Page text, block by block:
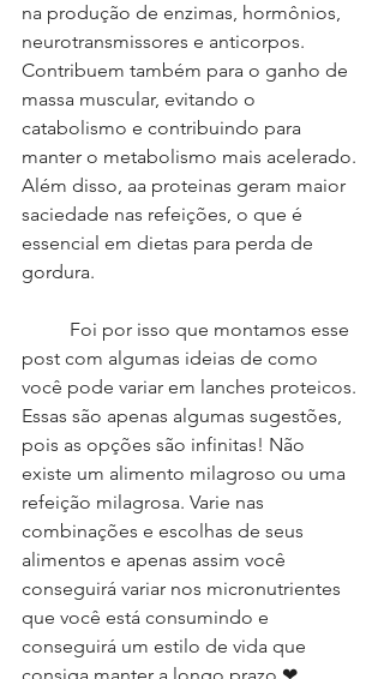
na produção de enzimas, hormônios,
neurotransmissores e anticorpos.
Contribuem também para o ganho de
massa muscular, evitando o
catabolismo e contribuindo para
manter o metabolismo mais acelerado.
Além disso, aa proteinas geram maior
saciedade nas refeições, o que é
essencial em dietas para perda de
gordura.
post com algumas ideias de como
você pode variar em lanches proteicos.
Essas são apenas algumas sugestões,
pois as opções são infinitas! Não
existe um alimento milagroso ou uma
refeição milagrosa. Varie nas
combinações e escolhas de seus
alimentos e apenas assim você
conseguirá variar nos micronutrientes
que você está consumindo e
conseguirá um estilo de vida que